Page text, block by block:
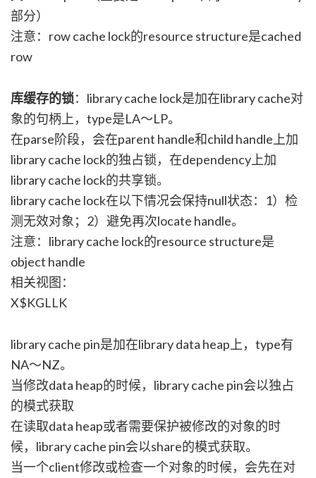
部分）
注意：row cache lock的resource structure是cached
row
库缓存的锁：library cache lock是加在library cache对
象的句柄上，type是LA～LP。
在parse阶段，会在parent handle和child handle上加
library cache lock的独占锁，在dependency上加
library cache lock的共享锁。
library cache lock在以下情况会保持null状态：1）检
测无效对象；2）避免再次locate handle。
注意：library cache lock的resource structure是
object handle
相关视图：
X$KGLLK
library cache pin是加在library data heap上，type有
NA～NZ。
当修改data heap的时候，library cache pin会以独占
的模式获取
在读取data heap或者需要保护被修改的对象的时
候，library cache pin会以share的模式获取。
当一个client修改或检查一个对象的时候，会先在对